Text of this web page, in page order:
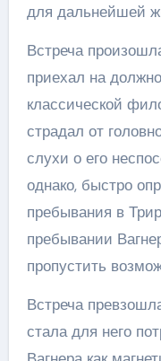
для дальнейшей
Встреча
приехал на
классической
страдал от
слухи о его
однако, быстро
пребывания в
пребывании
пропустить
Встреча
стала для него